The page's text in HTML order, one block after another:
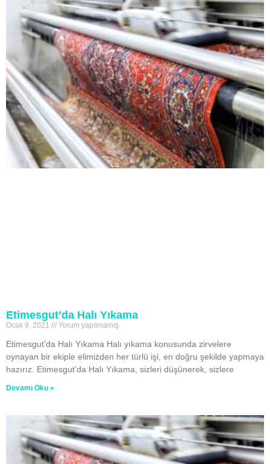
Etimesgut’da Halı Yıkama
Ocak 9, 2021 Yorum yapılmamış
Etimesgut’da Halı Yıkama Halı yıkama konusunda zirvelere
oynayan bir ekiple elimizden her türlü işi, en doğru şekilde yapmaya
hazırız. Etimesgut’da Halı Yıkama, sizleri düşünerek, sizlere
Devamı Oku »